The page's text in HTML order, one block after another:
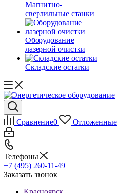
Магнитно-
сверлильные станки
Оборудование
лазерной очистки
Складские остатки
Сравнение0 Отложенные
Телефоны
+7 (495) 260-11-49
Заказать звонок
Красноярск